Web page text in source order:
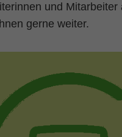
und Mitarbeiter
gerne weiter.